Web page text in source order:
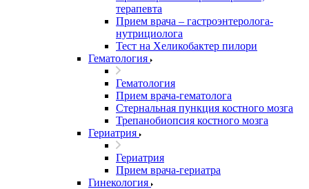
терапевта
Прием врача – гастроэнтеролога-
нутрициолога
Тест на Хеликобактер пилори
Гематология
Гематология
Прием врача-гематолога
Стернальная пункция костного мозга
Трепанобиопсия костного мозга
Гериатрия
Гериатрия
Прием врача-гериатра
Гинекология